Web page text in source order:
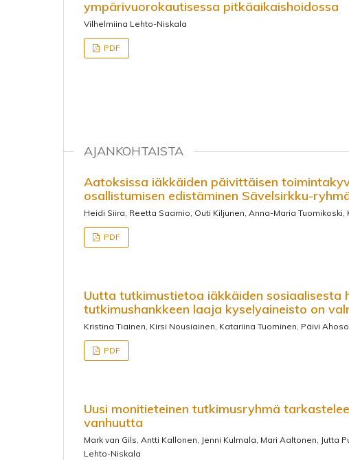
ympärivuorokautisessa pitkäaikaishoidossa
Vilhelmiina Lehto-Niskala
PDF
AJANKOHTAISTA
Aatoksissa iäkkäiden päivittäisen
osallistumisen edistäminen Sävelsirkku-
Heidi Siira, Reetta Saarnio, Outi Kiljunen, Anna-Maria
PDF
Uutta tutkimustietoa iäkkäiden sosiaalisesta
tutkimushankkeen laaja kyselyaineisto on
Kristina Tiainen, Kirsi Nousiainen, Katariina Tuominen, Päivi
PDF
Uusi monitieteinen tutkimusryhmä
vanhuutta
Mark van Gils, Antti Kallonen, Jenni Kulmala, Mari Aaltonen, Jutta
Lehto-Niskala